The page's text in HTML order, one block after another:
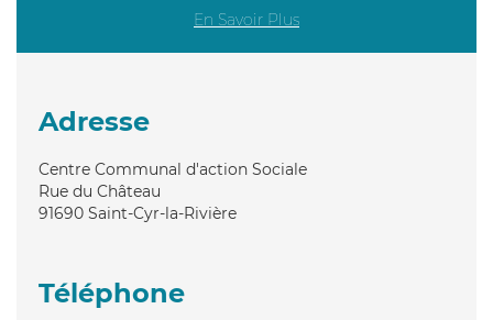
En Savoir Plus
Adresse
Centre Communal d'action Sociale
Rue du Château
91690 Saint-Cyr-la-Rivière
Téléphone